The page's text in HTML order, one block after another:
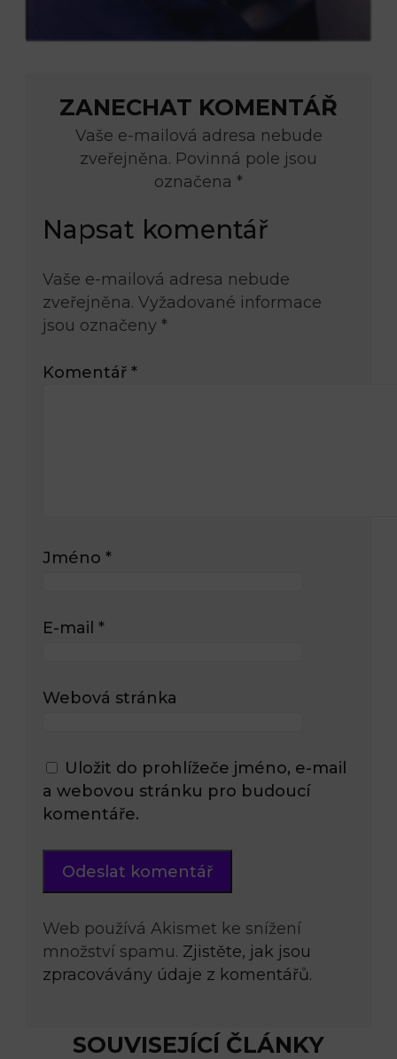
ZANECHAT KOMENTÁŘ
Vaše e-mailová adresa nebude
zveřejněna. Povinná pole jsou
označena *
Napsat komentář
Vaše e-mailová adresa nebude
zveřejněna. Vyžadované informace
jsou označeny *
Komentář *
Jméno *
E-mail *
Webová stránka
Uložit do prohlížeče jméno, e-mail
a webovou stránku pro budoucí
komentáře.
Web používá Akismet ke snížení
množství spamu. Zjistěte, jak jsou
zpracovávány údaje z komentářů.
SOUVISEJÍCÍ ČLÁNKY